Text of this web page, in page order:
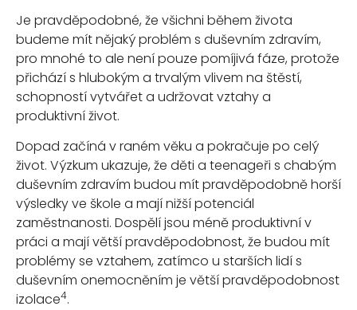
Je pravděpodobné, že všichni během života
budeme mít nějaký problém s duševním zdravím,
pro mnohé to ale není pouze pomíjivá fáze, protože
přichází s hlubokým a trvalým vlivem na štěstí,
schopností vytvářet a udržovat vztahy a
produktivní život.
Dopad začíná v raném věku a pokračuje po celý
život. Výzkum ukazuje, že děti a teenageři s chabým
duševním zdravím budou mít pravděpodobně horší
výsledky ve škole a mají nižší potenciál
zaměstnanosti. Dospělí jsou méně produktivní v
práci a mají větší pravděpodobnost, že budou mít
problémy se vztahem, zatímco u starších lidí s
duševním onemocněním je větší pravděpodobnost
izolace4.